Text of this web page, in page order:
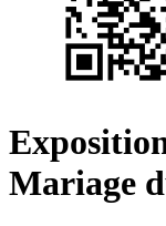
Mariage